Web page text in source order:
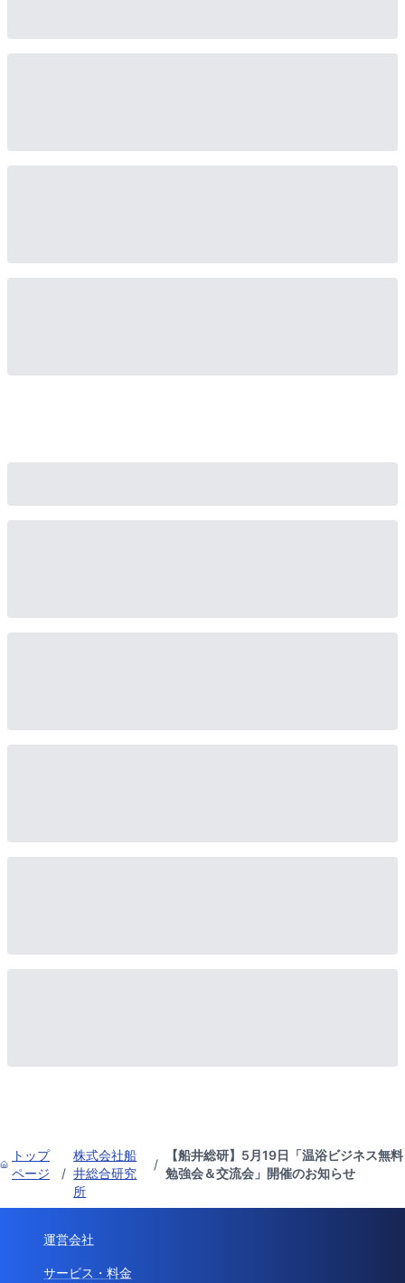
トップ
ページ
/
株式会社船
井総合研究
所
/
【船井総研】5月19日「温浴ビジネス無料
勉強会＆交流会」開催のお知らせ
運営会社
サービス・料金